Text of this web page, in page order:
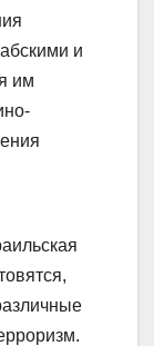
и
им